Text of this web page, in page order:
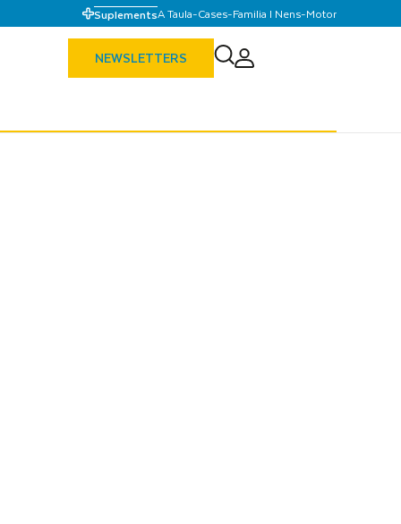
SuplementsA Taula-Cases-Familia I Nens-Motor
NEWSLETTERS